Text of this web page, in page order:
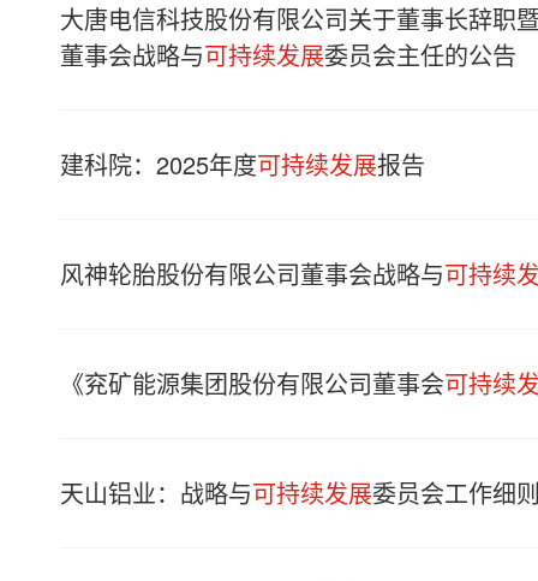
大唐电信科技股份有限公司关于董事长辞职
董事会战略与可持续发展委员会主任的公告
建科院：2025年度可持续发展报告
风神轮胎股份有限公司董事会战略与可持续
《兖矿能源集团股份有限公司董事会可持续
天山铝业：战略与可持续发展委员会工作细